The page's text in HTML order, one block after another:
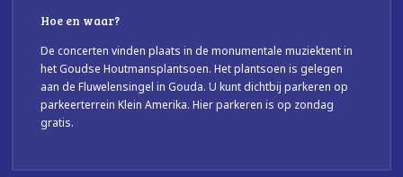
Hoe en waar?
De concerten vinden plaats in de monumentale muziektent in
het Goudse Houtmansplantsoen. Het plantsoen is gelegen
aan de Fluwelensingel in Gouda. U kunt dichtbij parkeren op
parkeerterrein Klein Amerika. Hier parkeren is op zondag
gratis.